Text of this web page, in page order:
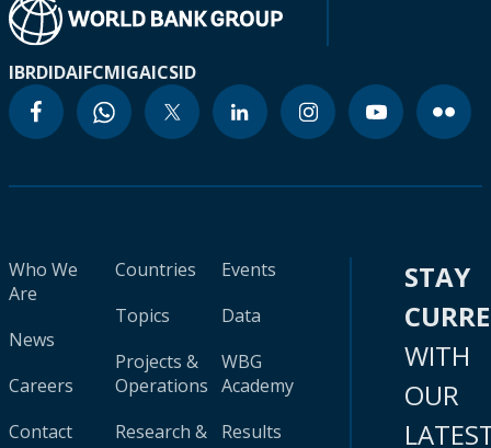
IBRDIDAIFCMIGAICSID
Who We
Are
News
Careers
Contact
Countries
Topics
Projects &
Operations
Research &
Events
Data
WBG
Academy
Results
STAY
WITH
OUR